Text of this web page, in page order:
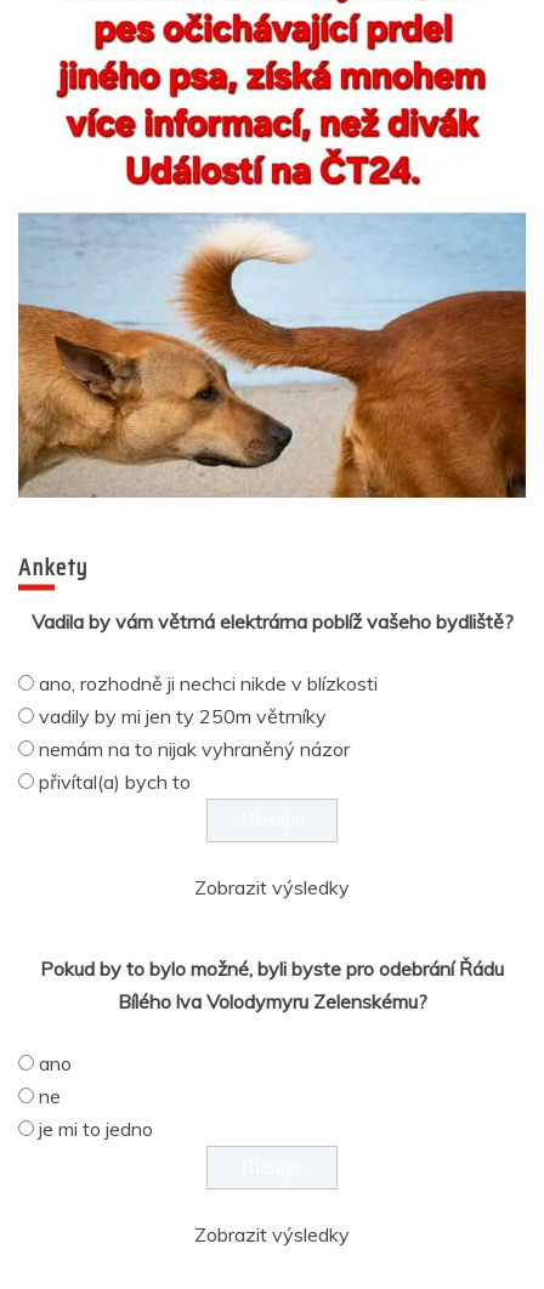
Ankety
Vadila by vám větrná elektrárna poblíž vašeho bydliště?
ano, rozhodně ji nechci nikde v blízkosti
vadily by mi jen ty 250m větrníky
nemám na to nijak vyhraněný názor
přivítal(a) bych to
Zobrazit výsledky
Pokud by to bylo možné, byli byste pro odebrání Řádu
Bílého lva Volodymyru Zelenskému?
ano
ne
je mi to jedno
Zobrazit výsledky